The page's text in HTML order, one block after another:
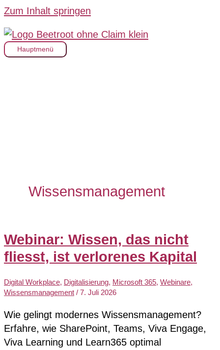
Zum Inhalt springen
Hauptmenü
Wissensmanagement
Webinar: Wissen, das nicht
fliesst, ist verlorenes Kapital
Digital Workplace, Digitalisierung, Microsoft 365, Webinare,
Wissensmanagement / 7. Juli 2026
Wie gelingt modernes Wissensmanagement?
Erfahre, wie SharePoint, Teams, Viva Engage,
Viva Learning und Learn365 optimal